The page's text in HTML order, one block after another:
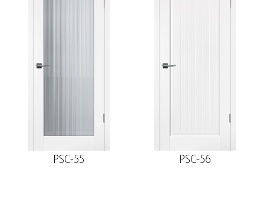
PSC-55 PSC-56